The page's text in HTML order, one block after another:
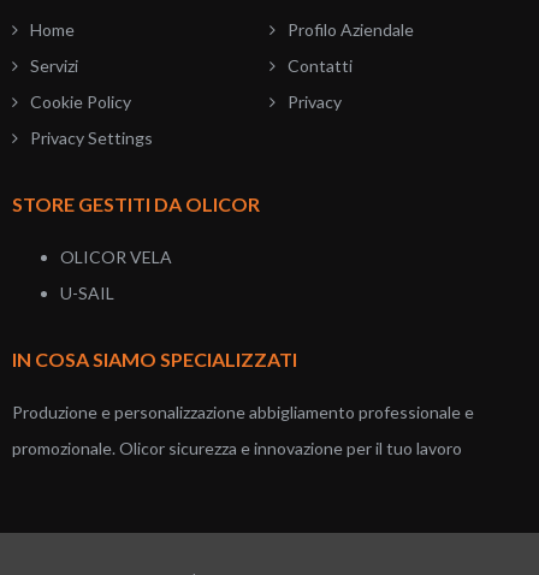
Home
Profilo Aziendale
Servizi
Contatti
Cookie Policy
Privacy
Privacy Settings
STORE GESTITI DA OLICOR
OLICOR VELA
U-SAIL
IN COSA SIAMO SPECIALIZZATI
Produzione e personalizzazione abbigliamento professionale e
promozionale. Olicor sicurezza e innovazione per il tuo lavoro